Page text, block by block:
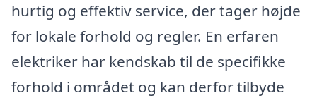
hurtig og effektiv service, der tager højde
for lokale forhold og regler. En erfaren
elektriker har kendskab til de specifikke
forhold i området og kan derfor tilbyde